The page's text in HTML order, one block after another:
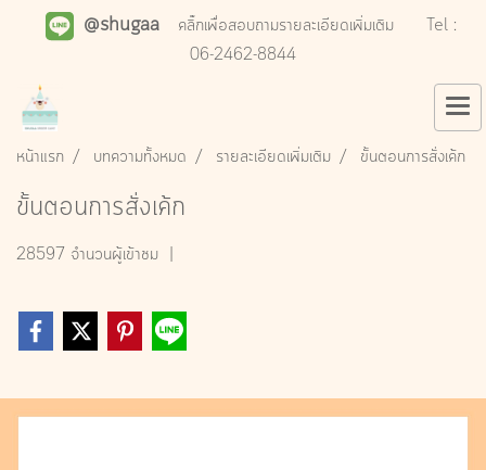
@shugaa คลิ๊กเพื่อสอบถามรายละเอียดเพิ่มเติม
Tel :
06-2462-8844
หน้าแรก บทความทั้งหมด รายละเอียดเพิ่มเติม ขั้นตอนการสั่งเค้ก
ขั้นตอนการสั่งเค้ก
28597 จำนวนผู้เข้าชม